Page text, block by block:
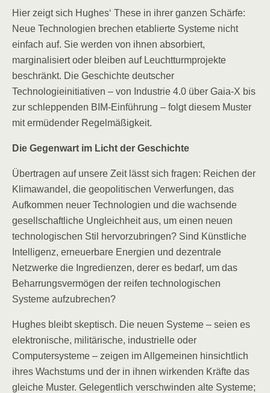
Hier zeigt sich Hughes‘ These in ihrer ganzen Schärfe:
Neue Technologien brechen etablierte Systeme nicht
einfach auf. Sie werden von ihnen absorbiert,
marginalisiert oder bleiben auf Leuchtturmprojekte
beschränkt. Die Geschichte deutscher
Technologieinitiativen – von Industrie 4.0 über Gaia-X bis
zur schleppenden BIM-Einführung – folgt diesem Muster
mit ermüdender Regelmäßigkeit.
Die Gegenwart im Licht der Geschichte
Übertragen auf unsere Zeit lässt sich fragen: Reichen der
Klimawandel, die geopolitischen Verwerfungen, das
Aufkommen neuer Technologien und die wachsende
gesellschaftliche Ungleichheit aus, um einen neuen
technologischen Stil hervorzubringen? Sind Künstliche
Intelligenz, erneuerbare Energien und dezentrale
Netzwerke die Ingredienzen, derer es bedarf, um das
Beharrungsvermögen der reifen technologischen
Systeme aufzubrechen?
Hughes bleibt skeptisch. Die neuen Systeme – seien es
elektronische, militärische, industrielle oder
Computersysteme – zeigen im Allgemeinen hinsichtlich
ihres Wachstums und der in ihnen wirkenden Kräfte das
gleiche Muster. Gelegentlich verschwinden alte Systeme;